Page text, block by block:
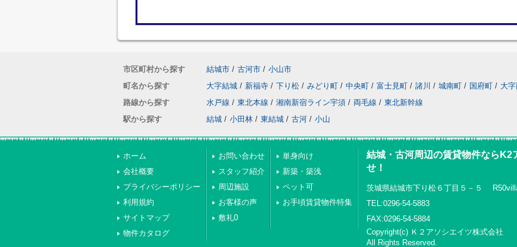
市区町村から探す 結城市 / 古河市 / 小山市
町名から探す
大字結城 / 新福寺 / 下り松 / みどり町 / 中央町 / 富士見町 / 諸川 / 城南町 / 国府町 / 大
路線から探す
水戸線 / 東北本線 / 湘南新宿ライン宇須 / 両毛線 / 東北新幹線
駅から探す
結城 / 小田林 / 東結城 / 古河 / 小山
ホーム
会社概要
プライバシーポリシー
利用規約
サイトマップ
物件カタログ
お問い合わせ
スタッフ紹介
周辺施設
お客様の声
敷礼0
単身向け
新築・築浅
ペット可
お手頃賃貸物件特集
結城・古河周辺の賃貸物件ならK2
せ！
茨城県結城市下り松６丁目５－５
TEL:0296-54-5883
FAX:0296-54-5884
Copyright(c) Ｋ２アソシエイツ株式会社
All Rights Reserved.